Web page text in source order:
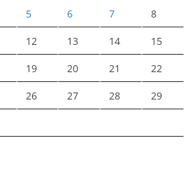
5 6 7 8
12 13 14 15
19 20 21 22
26 27 28 29